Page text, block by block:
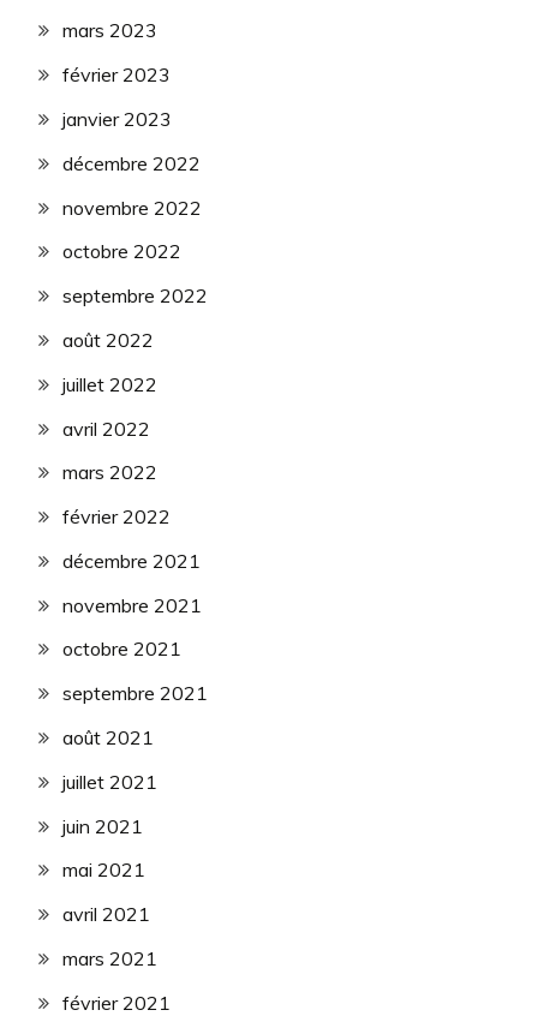
mars 2023
février 2023
janvier 2023
décembre 2022
novembre 2022
octobre 2022
septembre 2022
août 2022
juillet 2022
avril 2022
mars 2022
février 2022
décembre 2021
novembre 2021
octobre 2021
septembre 2021
août 2021
juillet 2021
juin 2021
mai 2021
avril 2021
mars 2021
février 2021